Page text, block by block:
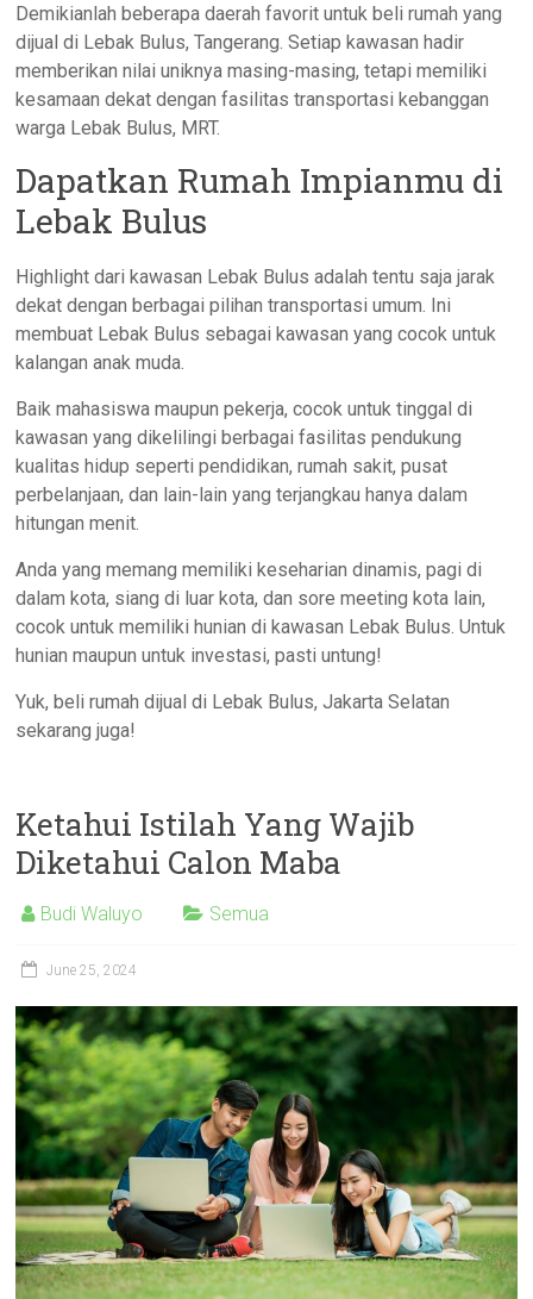
Demikianlah beberapa daerah favorit untuk beli rumah yang
dijual di Lebak Bulus, Tangerang. Setiap kawasan hadir
memberikan nilai uniknya masing-masing, tetapi memiliki
kesamaan dekat dengan fasilitas transportasi kebanggan
warga Lebak Bulus, MRT.
Dapatkan Rumah Impianmu di
Lebak Bulus
Highlight dari kawasan Lebak Bulus adalah tentu saja jarak
dekat dengan berbagai pilihan transportasi umum. Ini
membuat Lebak Bulus sebagai kawasan yang cocok untuk
kalangan anak muda.
Baik mahasiswa maupun pekerja, cocok untuk tinggal di
kawasan yang dikelilingi berbagai fasilitas pendukung
kualitas hidup seperti pendidikan, rumah sakit, pusat
perbelanjaan, dan lain-lain yang terjangkau hanya dalam
hitungan menit.
Anda yang memang memiliki keseharian dinamis, pagi di
dalam kota, siang di luar kota, dan sore meeting kota lain,
cocok untuk memiliki hunian di kawasan Lebak Bulus. Untuk
hunian maupun untuk investasi, pasti untung!
Yuk, beli rumah dijual di Lebak Bulus, Jakarta Selatan
sekarang juga!
Ketahui Istilah Yang Wajib
Diketahui Calon Maba
Budi Waluyo Semua
June 25, 2024